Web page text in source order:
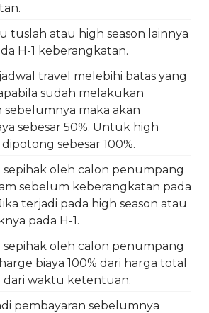
tuslah atau high season lainnya
H-1 keberangkatan.
travel melebihi batas yang
sudah melakukan
sebelumnya maka akan
sebesar 50%. Untuk high
sebesar 100%.
sepihak oleh calon penumpang
sebelum keberangkatan pada
terjadi pada high season atau
pada H-1.
sepihak oleh calon penumpang
biaya 100% dari harga total
dari waktu ketentuan.
pembayaran sebelumnya